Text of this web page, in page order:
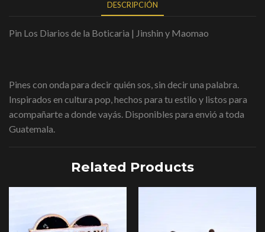
DESCRIPCIÓN
Pin Los Diarios de la Boticaria | Jinshin y Maomao
Pines con onda para decir quién sos, sin decir una palabra.
Inspirados en cultura pop, hechos para tu estilo y listos para
acompañarte a donde vayás. Disponibles para envió a toda
Guatemala.
Related Products